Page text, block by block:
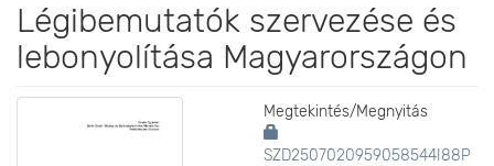
Légibemutatók szervezése és
lebonyolítása Magyarországon
Megtekintés/Megnyitás
SZD2507020959058544I88P